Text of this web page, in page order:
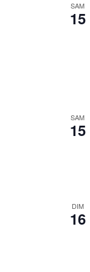
SAM
15
SAM
15
DIM
16